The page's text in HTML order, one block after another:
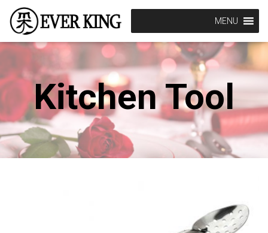
MENU
Kitchen Tool